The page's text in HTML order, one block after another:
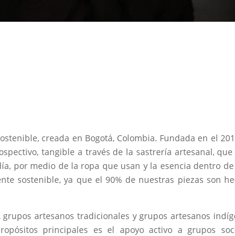
creada en Bogotá, Colombia. Fundada en el
tangible a través de la sastrería artesanal, que
por medio de la ropa que usan y la esencia dentro
sostenible, ya que el 90% de nuestras piezas son
artesanos tradicionales y grupos artesanos
principales es el apoyo activo a grupos